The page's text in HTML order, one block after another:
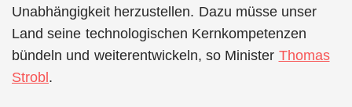
Unabhängigkeit herzustellen. Dazu müsse unser
Land seine technologischen Kernkompetenzen
bündeln und weiterentwickeln, so Minister Thomas
Strobl .